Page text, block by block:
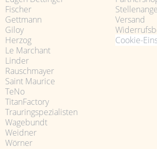
Fischer
Gettmann
Giloy
Herzog
Le Marchant
Linder
Rauschmayer
Saint Maurice
TeNo
TitanFactory
Trauringspezialisten
Wagebundt
Weidner
Wörner
Versand
Cookie-